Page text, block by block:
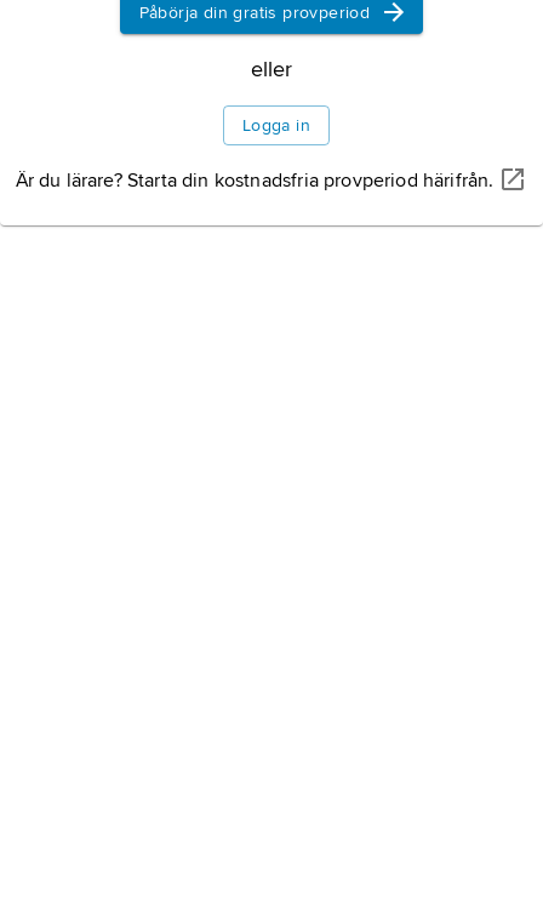
Information om artikeln
Påbörja din gratis provperiod
eller
Logga in
Är du lärare? Starta din kostnadsfria provperiod härifrån.